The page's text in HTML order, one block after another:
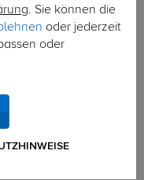
. Sie können die
oder jederzeit
oder